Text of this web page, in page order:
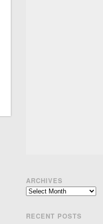
ARCHIVES
Archives
RECENT POSTS